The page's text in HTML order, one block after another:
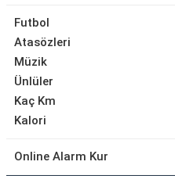
Futbol
Atasözleri
Müzik
Ünlüler
Kaç Km
Kalori
Online Alarm Kur